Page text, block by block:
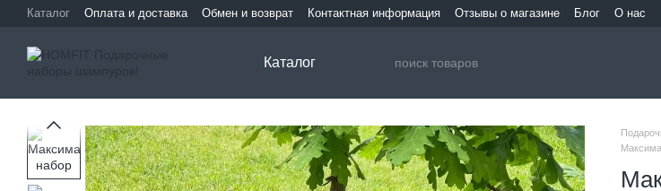
Перейти к основному контенту
Каталог Оплата и доставка Обмен и возврат Контактная информация Отзывы о магазине Блог О нас
Каталог